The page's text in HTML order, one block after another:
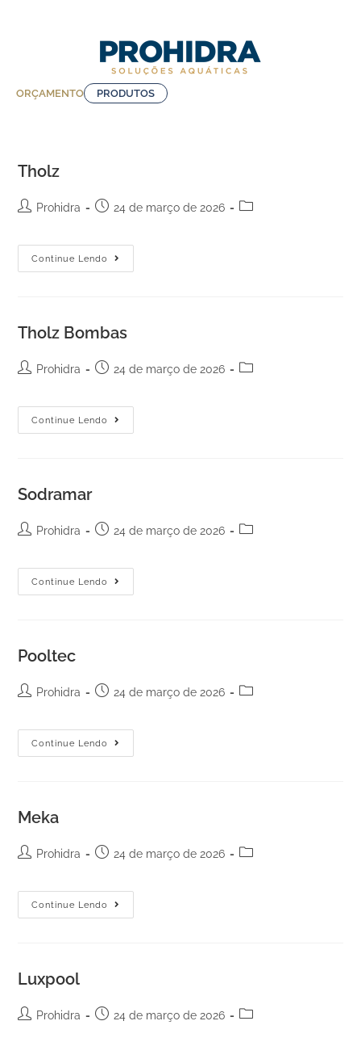
ORÇAMENTO PRODUTOS
Tholz
Prohidra 24 de março de 2026
Continue Lendo
Tholz Bombas
Prohidra 24 de março de 2026
Continue Lendo
Sodramar
Prohidra 24 de março de 2026
Continue Lendo
Pooltec
Prohidra 24 de março de 2026
Continue Lendo
Meka
Prohidra 24 de março de 2026
Continue Lendo
Luxpool
Prohidra 24 de março de 2026